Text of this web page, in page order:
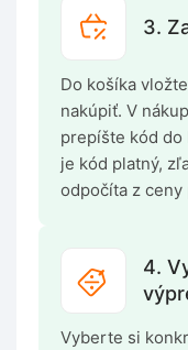
3.
Do košíka
nakúpiť. V
prepíšte kód do
je kód platný,
odpočíta z
4.
Vyberte si